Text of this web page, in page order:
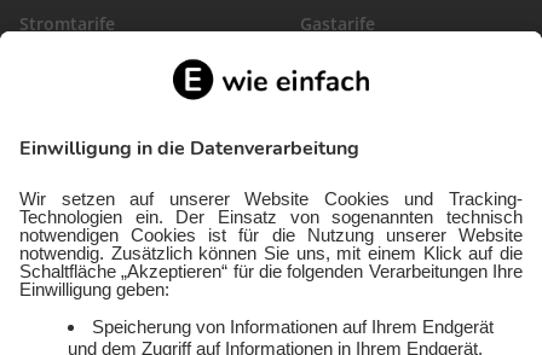
Stromtarife
Wärmestrom
Gewerbestrom
FlexTarif Strom
Gastarife
Gewerbegas
Service Über uns